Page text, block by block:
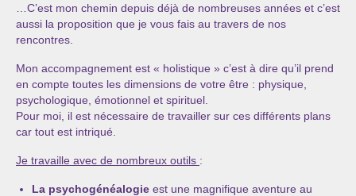
…C’est mon chemin depuis déjà de nombreuses années et c’est
aussi la proposition que je vous fais au travers de nos
rencontres.
Mon accompagnement est « holistique » c’est à dire qu’il prend
en compte toutes les dimensions de votre être : physique,
psychologique, émotionnel et spirituel.
Pour moi, il est nécessaire de travailler sur ces différents plans
car tout est intriqué.
Je travaille avec de nombreux outils :
La psychogénéalogie est une magnifique aventure au